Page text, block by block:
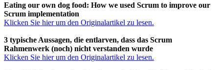
Eating our own dog food: How we used Scrum to improve our
Scrum implementation
Klicken Sie hier um den Originalartikel zu lesen.
3 typische Aussagen, die entlarven, dass das Scrum
Rahmenwerk (noch) nicht verstanden wurde
Klicken Sie hier um den Originalartikel zu lesen.